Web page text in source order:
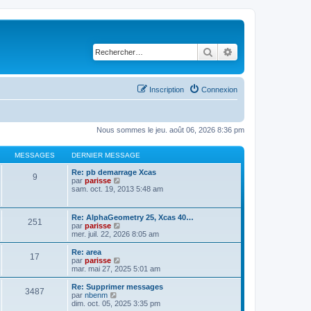
Rechercher
Connexion
Inscription
Nous sommes le jeu. août 06, 2026 8:36 pm
MESSAGES DERNIER MESSAGE
9
Re: pb demarrage Xcas
par parisse
o
l
t
e
r
d
e
r
i
sam. oct. 19, 2013 5:48 am
251
Re: AlphaGeometry 25, Xcas 40…
par parisse
o
n
l
r
l
e
mer. juil. 22, 2026 8:05 am
17
Re: area
par parisse
o
n
s
l
mar. mai 27, 2025 5:01 am
3487
Re: Supprimer messages
par nbenm
o
dim. oct. 05, 2025 3:35 pm